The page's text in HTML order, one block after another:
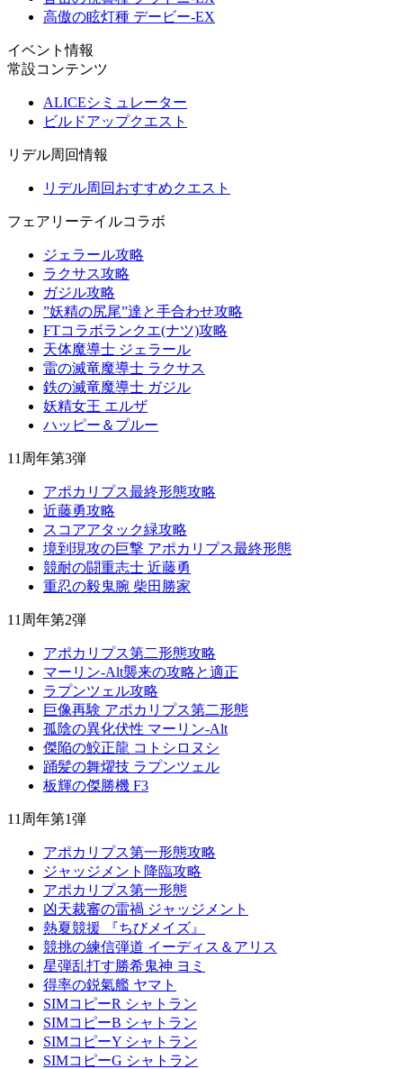
高傲の眩灯種 デービー-EX
イベント情報
常設コンテンツ
ALICEシミュレーター
ビルドアップクエスト
リデル周回情報
リデル周回おすすめクエスト
フェアリーテイルコラボ
ジェラール攻略
ラクサス攻略
ガジル攻略
”妖精の尻尾”達と手合わせ攻略
FTコラボランクエ(ナツ)攻略
天体魔導士 ジェラール
雷の滅竜魔導士 ラクサス
鉄の滅竜魔導士 ガジル
妖精女王 エルザ
ハッピー＆プルー
11周年第3弾
アポカリプス最終形態攻略
近藤勇攻略
スコアアタック緑攻略
境到現攻の巨撃 アポカリプス最終形態
競耐の闘重志士 近藤勇
重忍の毅鬼腕 柴田勝家
11周年第2弾
アポカリプス第二形態攻略
マーリン-Alt襲来の攻略と適正
ラプンツェル攻略
巨像再験 アポカリプス第二形態
孤陰の異化伏性 マーリン-Alt
傑陥の鮫正龍 コトシロヌシ
踊髪の舞燿技 ラプンツェル
板輝の傑勝機 F3
11周年第1弾
アポカリプス第一形態攻略
ジャッジメント降臨攻略
アポカリプス第一形態
凶天裁審の雷禍 ジャッジメント
熱夏競援 『ちびメイズ』
競挑の練信弾道 イーディス＆アリス
星弾乱打す勝希鬼神 ヨミ
得率の鋭氣艦 ヤマト
SIMコピーR シャトラン
SIMコピーB シャトラン
SIMコピーY シャトラン
SIMコピーG シャトラン